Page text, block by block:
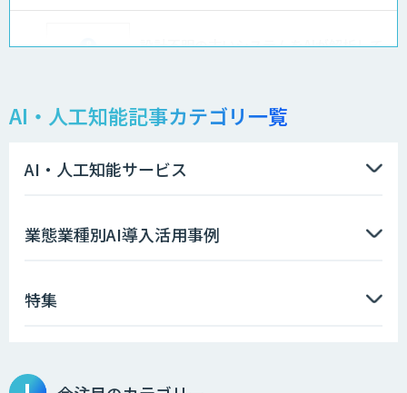
設計不明の古いシステムをAIが解析して
AIエージェント開発支援
AIエンジニアアカデミー（バイブコーデ
AI・人工知能記事カテゴリ一覧
AI・人工知能サービス
業態業種別AI導入活用事例
特集